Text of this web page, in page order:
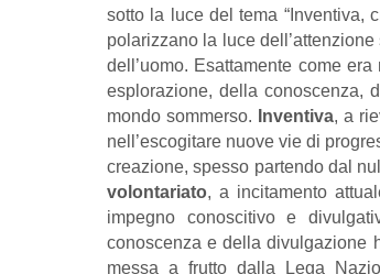
sotto la luce del tema “Inventiva,
polarizzano la luce
dell’uomo. Esattamente come
esplorazione, della conoscenza,
mondo sommerso.
Inventiva, a
nell’escogitare nuove vie di
creazione, spesso partendo dal
volontariato, a incitamento
impegno conoscitivo e
conoscenza e della divulgazione
messa a frutto dalla Lega